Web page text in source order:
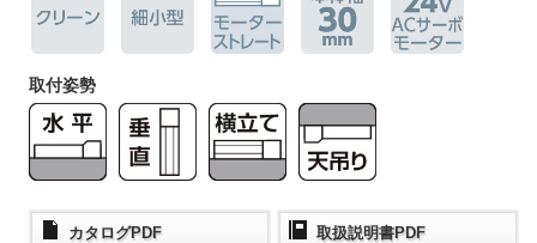
取付姿勢
カタログPDF 取扱説明書PDF